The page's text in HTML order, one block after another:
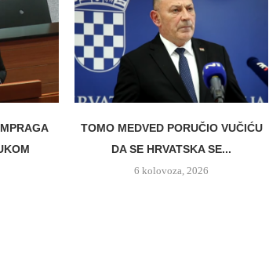
TOMO MEDVED PORUČIO VUČIĆU
DA SE HRVATSKA SE...
6 kolovoza, 2026